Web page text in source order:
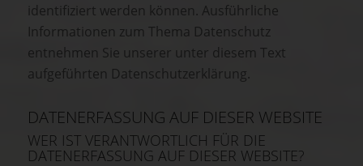
identifiziert werden können. Ausführliche
Informationen zum Thema Datenschutz
entnehmen Sie unserer unter diesem Text
aufgeführten Datenschutzerklärung.
DATENERFASSUNG AUF DIESER WEBSITE
WER IST VERANTWORTLICH FÜR DIE
DATENERFASSUNG AUF DIESER WEBSITE?